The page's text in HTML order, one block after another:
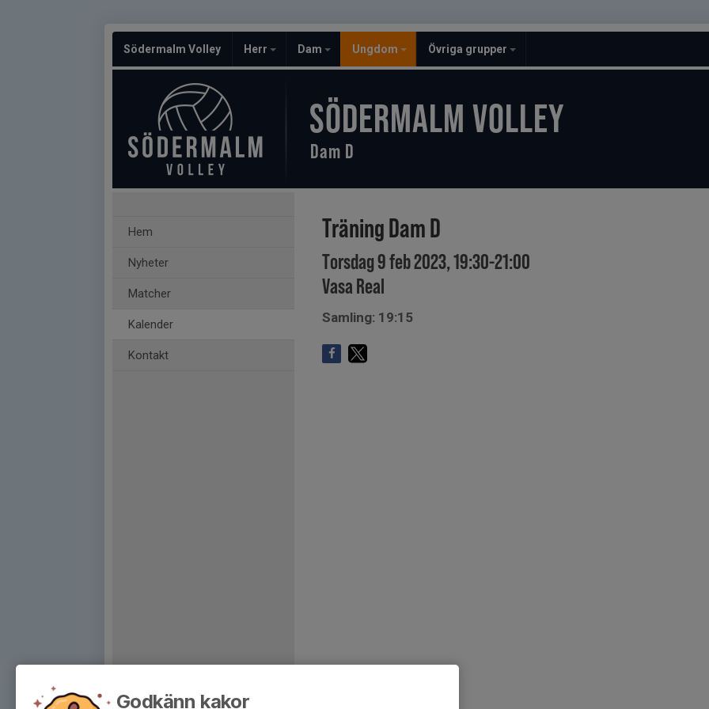
Södermalm Volley Herr Dam Ungdom Övriga grupper
SÖDERMALM VOLLEY
Dam D
Hem
Nyheter
Matcher
Kalender
Kontakt
Träning Dam D
Torsdag 9 feb 2023, 19:30-21:00
Vasa Real
Samling: 19:15
Godkänn kakor